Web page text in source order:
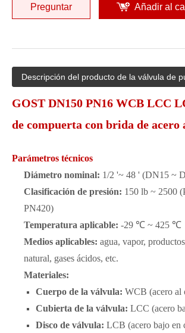
Preguntar Añadir al
Descripción del producto de la válvula de
GOST DN150 PN16 WCB LCC
de compuerta con brida de acero
Parámetros técnicos
Diámetro nominal: 1/2 '~ 48 ' (DN15 ~
Clasificación de presión: 150 lb ~ 2500
PN420)
Temperatura aplicable: -29 ℃ ~ 425 ℃
Medios aplicables: agua, vapor,
natural, gases ácidos, etc.
Materiales:
Cuerpo de la válvula: WCB (acero al
Cubierta de la válvula: LCC (acero
Disco de válvula: LCB (acero bajo en